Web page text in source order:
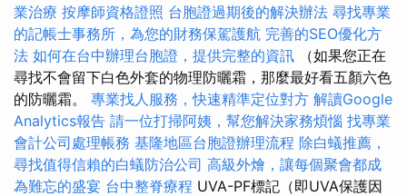
業治療 按摩師資格證照 台胞證過期後的解決辦法 尋找專業
的記帳士事務所，為您的財務保駕護航 完善的SEO優化方
法 如何在台中辦理台胞證，提供完整的資訊 （如果您正在
尋找不會留下白色外套的物理防曬霜，那麼最好看五顏六色
的防曬霜。 專業找人服務，快速精準定位對方 解讀Google
Analytics報告 請一位打掃阿姨，幫您解決家務煩惱 找專業
會計公司處理帳務 基隆地區台胞證辦理流程 除白蟻推薦，
尋找值得信賴的白蟻防治公司 高級外燴，讓每個聚會都成
為難忘的盛宴 台中整脊療程 UVA-PF標記（即UVA保護因